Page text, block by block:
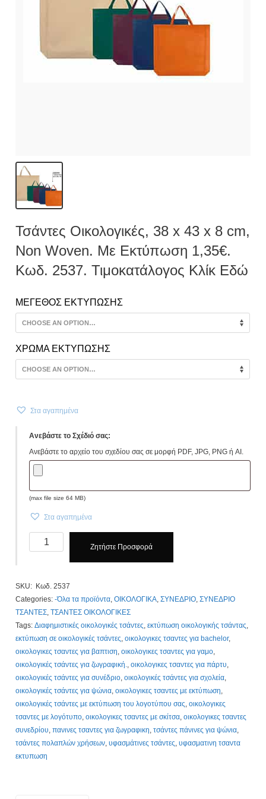
Τσάντες Οικολογικές, 38 x 43 x 8 cm,
Non Woven. Με Εκτύπωση 1,35€.
Κωδ. 2537. Τιμοκατάλογος Κλίκ Εδώ
ΜΕΓΕΘΟΣ ΕΚΤΥΠΩΣΗΣ
ΧΡΩΜΑ ΕΚΤΥΠΩΣΗΣ
Στα αγαπημένα
Ανεβάστε το Σχέδιό σας:
Ανεβάστε το αρχείο του σχεδίου σας σε μορφή PDF, JPG, PNG ή AI.
(max file size 64 MB)
Στα αγαπημένα
Τσάντες
Οικολογικές,
43
x
8
cm,
Non
Woven.
Με
Εκτύπωση
1,35€.
Κωδ.
2537.
Τιμοκατάλογος
Κλίκ
Εδώ
Ζητήστε Προσφορά
SKU: Κωδ. 2537
Categories:-Όλα τα προϊόντα,ΟΙΚΟΛΟΓΙΚΑ,ΣΥΝΕΔΡΙΟ,ΣΥΝΕΔΡΙΟ
ΤΣΑΝΤΕΣ,ΤΣΑΝΤΕΣ ΟΙΚΟΛΟΓΙΚΕΣ
Tags:Διαφημιστικές οικολογικές τσάντες,εκτύπωση οικολογικής τσάντας,
εκτύπωση σε οικολογικές τσάντες,οικολογικες τσαντες για bachelor,
οικολογικες τσαντες για βαπτιση,οικολογικες τσαντες για γαμο,
οικολογικές τσάντες για ζωγραφική.,οικολογικες τσαντες για πάρτυ,
οικολογικές τσάντες για συνέδριο,οικολογικές τσάντες για σχολεία,
οικολογικές τσάντες για ψώνια,οικολογικες τσαντες με εκτύπωση,
οικολογικές τσάντες με εκτύπωση του λογοτύπου σας,οικολογικες
τσαντες με λογότυπο,οικολογικες τσαντες με σκίτσα,οικολογικες τσαντες
συνεδρίου,πανινες τσαντες για ζωγραφικη,τσάντες πάνινες για ψώνια,
τσάντες πολαπλών χρήσεων,υφασμάτινες τσάντες,υφασματινη τσαντα
εκτυπωση